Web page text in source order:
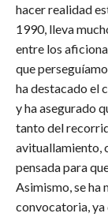
hacer realidad
1990, lleva
entre los
que
ha destacado el
y ha asegurado
tanto del
avituallamiento,
pensada para
Asimismo, se
convocatoria, ya